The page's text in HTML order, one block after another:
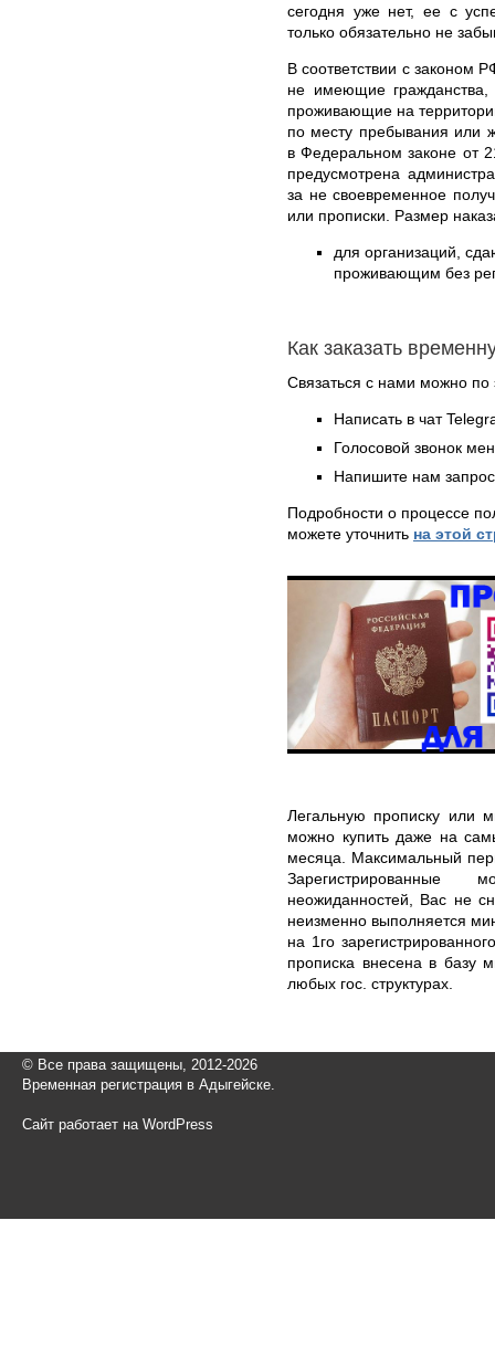
сегодня уже нет, ее с
только обязательно не
В соответствии с законом
не имеющие
проживающие на
по месту пребывания или
в Федеральном законе от
предусмотрена
за не своевременное
или прописки. Размер
для организаций,
проживающим без
Как заказать
Связаться с нами можно по
Написать в чат
Голосовой звонок
Напишите нам
Подробности о процессе
можете уточнить на этой
Легальную прописку или
можно купить даже на
месяца. Максимальный
неожиданностей, Вас не
неизменно выполняется
на 1го
прописка внесена в базу
любых гос. структурах.
© Все права защищены, 2012-2026
Временная регистрация в Адыгейске.
Сайт работает на WordPress